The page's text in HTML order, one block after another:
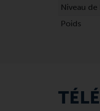
Niveau
Poids